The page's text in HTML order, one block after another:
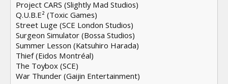
Project CARS (Slightly Mad Studios)
Q.U.B.E² (Toxic Games)
Street Luge (SCE London Studios)
Surgeon Simulator (Bossa Studios)
Summer Lesson (Katsuhiro Harada)
Thief (Eidos Montréal)
The Toybox (SCE)
War Thunder (Gaijin Entertainment)